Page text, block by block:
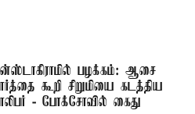
பழக்கம்: ஆசை
கூறி சிறுமியை கடத்திய
- போக்சோவில் கைது